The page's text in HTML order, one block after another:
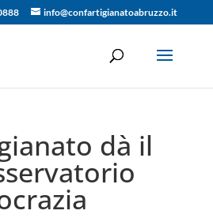
info@confartigianatoabruzzo.it
dà il